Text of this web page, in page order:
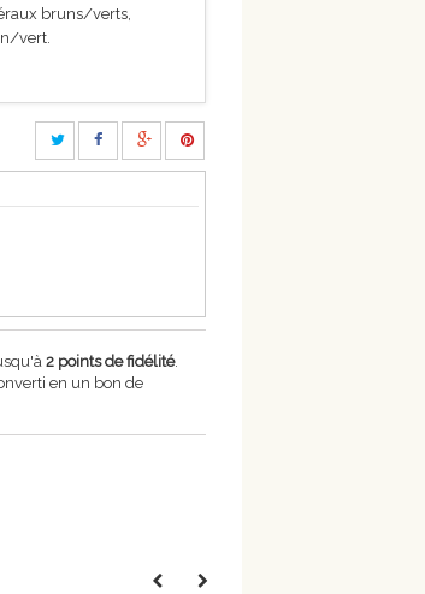
bruns/verts,
vert.
2 points de fidélité.
en un bon de